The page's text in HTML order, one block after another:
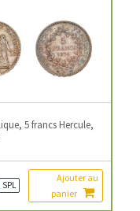
5 francs Hercule,
SPL
Ajouter au
panier